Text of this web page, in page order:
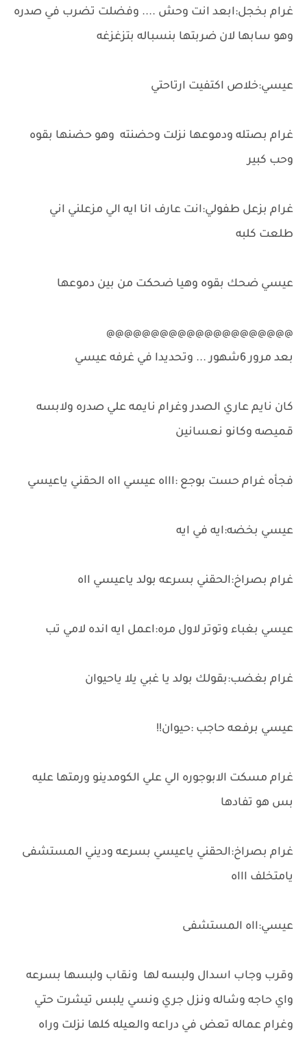
غرام بخجل:ابعد انت وحش .... وفضلت تضرب في صدره
وهو سابها لان ضربتها بنسباله بتزغزغه
عيسي:خلاص اكتفيت ارتاحتي
غرام بصتله ودموعها نزلت وحضنته وهو حضنها بقوه
وحب كبير
غرام بزعل طفولي:انت عارف انا ايه الي مزعلني اني
طلعت كلبه
عيسي ضحك بقوه وهيا ضحكت من بين دموعها
@@@@@@@@@@@@@@@@@@@@@
بعد مرور 6شهور ... وتحديدا في غرفه عيسي
كان نايم عاري الصدر وغرام نايمه علي صدره ولابسه
قميصه وكانو نعسانين
فجأه غرام حست بوجع :اااه عيسي ااه الحقني ياعيسي
عيسي بخضه:ايه في ايه
غرام بصراخ:الحقني بسرعه بولد ياعيسي ااه
عيسي بغباء وتوتر لاول مره:اعمل ايه انده لامي تب
غرام بغضب:بقولك بولد يا غبي يلا ياحيوان
عيسي برفعه حاجب :حيوان!!
غرام مسكت الابوجوره الي علي الكومدينو ورمتها عليه
بس هو تفادها
غرام بصراخ:الحقني ياعيسي بسرعه وديني المستشفى
يامتخلف اااه
عيسي:ااه المستشفى
وقرب وجاب اسدال ولبسه لها ونقاب ولبسها بسرعه
واي حاجه وشاله ونزل جري ونسي يلبس تيشرت حتي
وغرام عماله تعض في دراعه والعيله كلها نزلت وراه